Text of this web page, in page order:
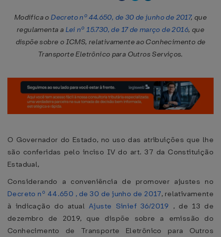
Modifica oDecreto nº 44.650, de 30 de junho de 2017, que
regulamenta a Lei nº 15.730, de 17 de março de 2016, que
dispõe sobre o ICMS, relativamente ao Conhecimento de
Transporte Eletrônico para Outros Serviços.
O Governador do Estado, no uso das atribuições que lhe
são conferidas pelo inciso IV do art. 37 da Constituição
Estadual,
Considerando a conveniência de promover ajustes no
Decreto nº 44.650 , de 30 de junho de 2017, relativamente
à indicação do atualAjuste Sinief 36/2019 , de 13 de
dezembro de 2019, que dispõe sobre a emissão do
Conhecimento de Transporte Eletrônico para Outros